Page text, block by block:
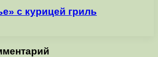
с курицей гриль